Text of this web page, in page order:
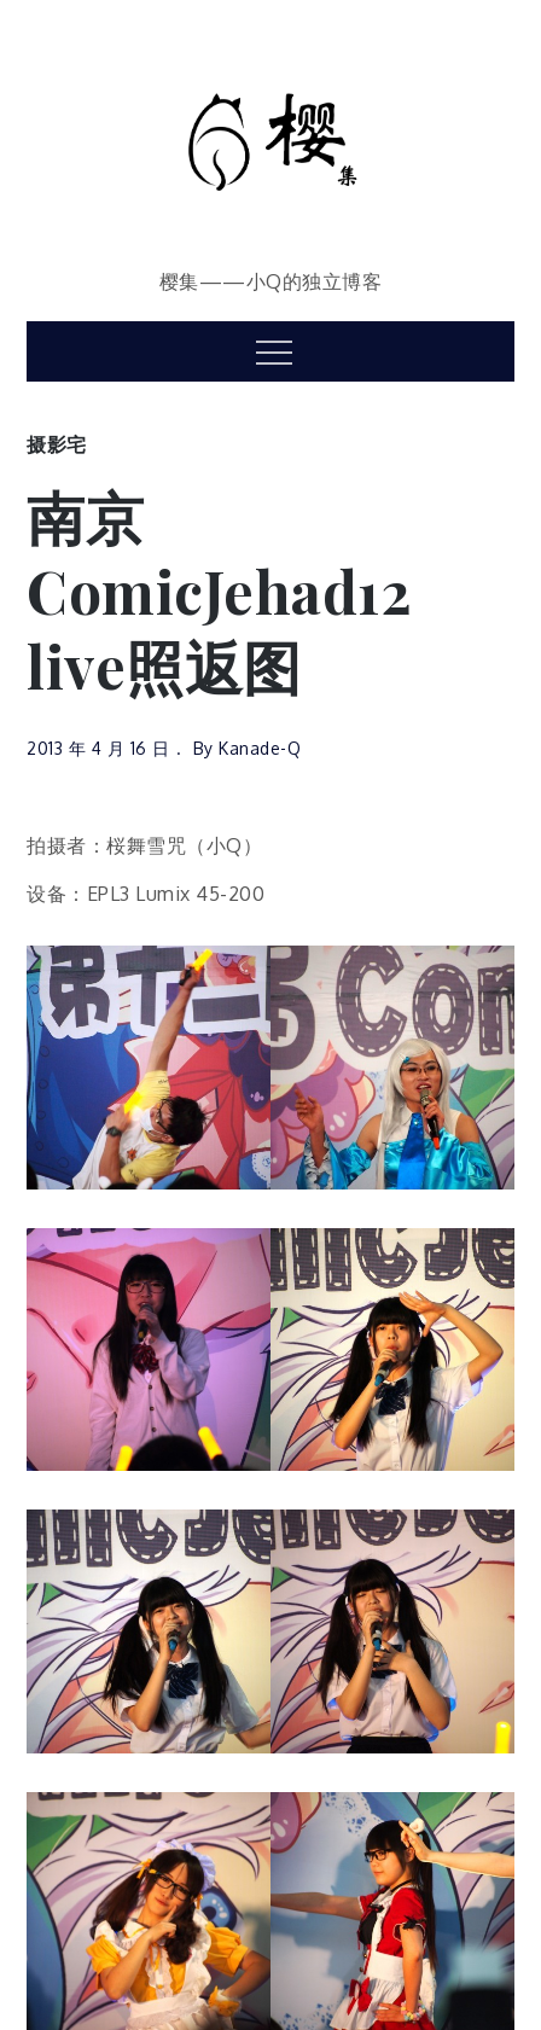
樱集——小Q的独立博客
Menu
摄影宅
南京
ComicJehad12
live照返图
2013 年 4 月 16 日 ByKanade-Q
拍摄者：桜舞雪咒（小Q）
设备：EPL3 Lumix 45-200